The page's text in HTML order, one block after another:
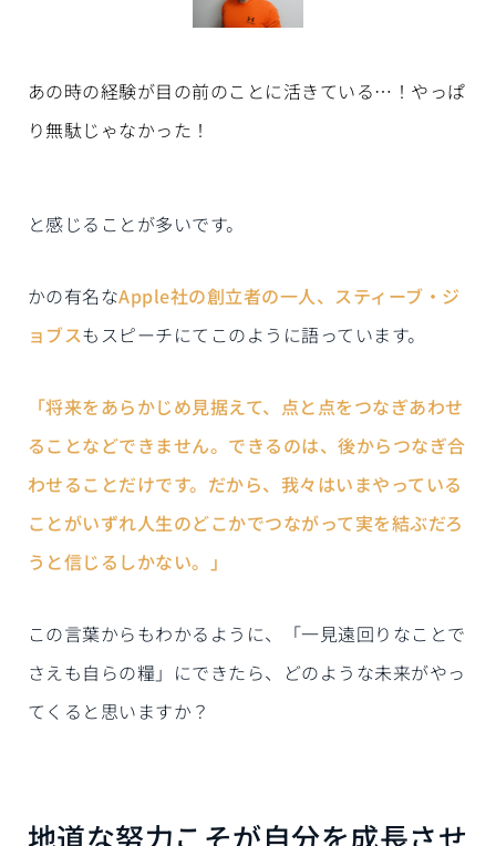
あの時の経験が目の前のことに活きている…！やっぱ
り無駄じゃなかった！
と感じることが多いです。
かの有名なApple社の創立者の一人、スティーブ・ジ
ョブスもスピーチにてこのように語っています。
「将来をあらかじめ見据えて、点と点をつなぎあわせ
ることなどできません。できるのは、後からつなぎ合
わせることだけです。だから、我々はいまやっている
ことがいずれ人生のどこかでつながって実を結ぶだろ
うと信じるしかない。」
この言葉からもわかるように、「一見遠回りなことで
さえも自らの糧」にできたら、どのような未来がやっ
てくると思いますか？
地道な努力こそが自分を成長させ